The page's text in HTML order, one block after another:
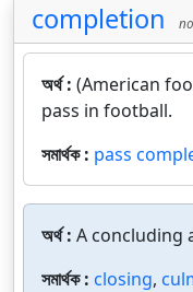
completion
অর্থ : (American
pass in football.
সমার্থক : pass
অর্থ : A concluding
সমার্থক : closing,